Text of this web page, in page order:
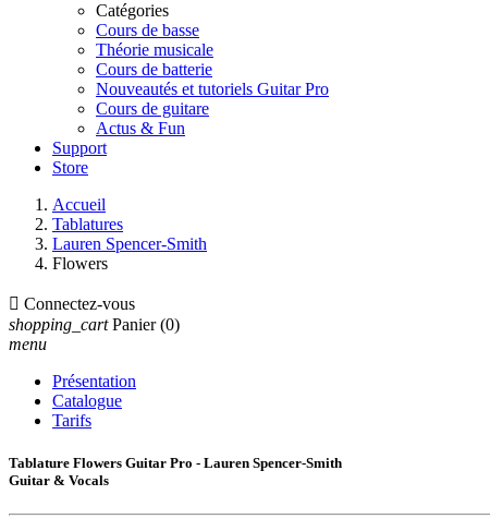
Catégories
Cours de basse
Théorie musicale
Cours de batterie
Nouveautés et tutoriels Guitar Pro
Cours de guitare
Actus & Fun
Support
Store
Accueil
Tablatures
Lauren Spencer-Smith
Flowers
 Connectez-vous
shopping_cart Panier (0)
menu
Présentation
Catalogue
Tarifs
Tablature Flowers Guitar Pro - Lauren Spencer-Smith
Guitar & Vocals